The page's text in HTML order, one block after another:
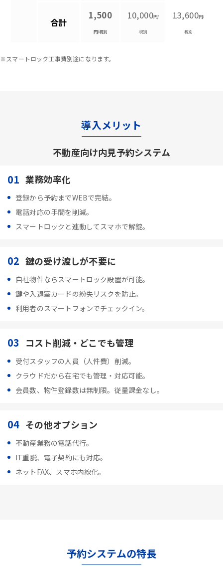
合計
1,500
円/税別
10,000円/
税別
13,600円/
税別
※スマートロック工事費別途になります。
導入メリット
不動産向け内見予約システム
01 業務効率化
登録から予約までWEBで完結。
電話対応の手間を削減。
スマートロックと連動してスマホで解錠。
02 鍵の受け渡しが不要に
自社物件ならスマートロック設置が可能。
鍵や入退室カードの紛失リスクを防止。
利用者のスマートフォンでチェックイン。
03 コスト削減・どこでも管理
受付スタッフの人員（人件費）削減。
クラウドだから在宅でも管理・対応可能。
会員数、物件登録数は無制限。従量課金なし。
04 その他オプション
不動産業務の電話代行。
IT重説、電子契約にも対応。
ネットFAX、スマホ内線化。
予約システムの特長